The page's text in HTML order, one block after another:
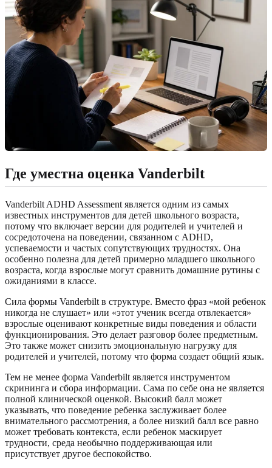
Где уместна оценка Vanderbilt
Vanderbilt ADHD Assessment является одним из самых
известных инструментов для детей школьного возраста,
потому что включает версии для родителей и учителей и
сосредоточена на поведении, связанном с ADHD,
успеваемости и частых сопутствующих трудностях. Она
особенно полезна для детей примерно младшего школьного
возраста, когда взрослые могут сравнить домашние рутины с
ожиданиями в классе.
Сила формы Vanderbilt в структуре. Вместо фраз «мой ребенок
никогда не слушает» или «этот ученик всегда отвлекается»
взрослые оценивают конкретные виды поведения и области
функционирования. Это делает разговор более предметным.
Это также может снизить эмоциональную нагрузку для
родителей и учителей, потому что форма создает общий язык.
Тем не менее форма Vanderbilt является инструментом
скрининга и сбора информации. Сама по себе она не является
полной клинической оценкой. Высокий балл может
указывать, что поведение ребенка заслуживает более
внимательного рассмотрения, а более низкий балл все равно
может требовать контекста, если ребенок маскирует
трудности, среда необычно поддерживающая или
присутствует другое беспокойство.